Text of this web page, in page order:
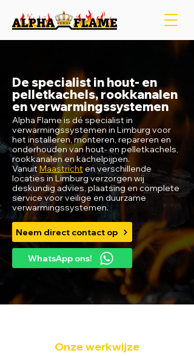
De specialist in hout- en
pelletkachels, rookkanalen
en verwarmingssystemen
Alpha Flame is dé specialist in
verwarmingssystemen in Limburg voor
het installeren, monteren, repareren en
onderhouden van hout- en pelletkachels,
rookkanalen en kachelpijpen.
VanuitMaastricht en verschillende
locaties in Limburg verzorgen wij
deskundig advies, plaatsing en complete
service voor veilige en duurzame
verwarmingssystemen.
Neem direct contact op
WhatsApp ons!
Onze werkwijze